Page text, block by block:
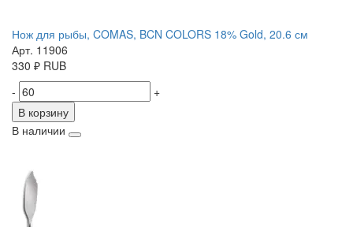
Нож для рыбы, COMAS, BCN COLORS 18% Gold, 20.6 см
Арт. 11906
330 ₽ RUB
-
+
В корзину
В наличии